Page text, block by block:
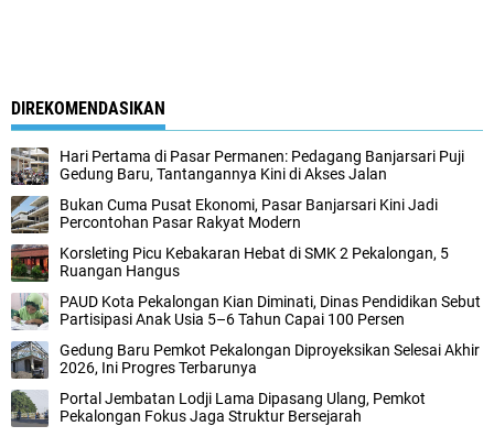
DIREKOMENDASIKAN
Hari Pertama di Pasar Permanen: Pedagang Banjarsari Puji
Gedung Baru, Tantangannya Kini di Akses Jalan
Bukan Cuma Pusat Ekonomi, Pasar Banjarsari Kini Jadi
Percontohan Pasar Rakyat Modern
Korsleting Picu Kebakaran Hebat di SMK 2 Pekalongan, 5
Ruangan Hangus
PAUD Kota Pekalongan Kian Diminati, Dinas Pendidikan Sebut
Partisipasi Anak Usia 5–6 Tahun Capai 100 Persen
Gedung Baru Pemkot Pekalongan Diproyeksikan Selesai Akhir
2026, Ini Progres Terbarunya
Portal Jembatan Lodji Lama Dipasang Ulang, Pemkot
Pekalongan Fokus Jaga Struktur Bersejarah